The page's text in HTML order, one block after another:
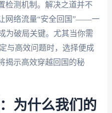
检测机制。解决之道并不
网络流量“安全回国”——一
为破局关键。尤其当你需
与高效问题时，选择便成
揭示高效穿越回国的秘
为什么我们的